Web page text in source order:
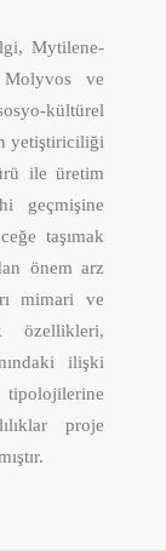
Mytilene-
Molyvos ve
kültürel
yetiştiriciliği
ile üretim
geçmişine
taşımak
önem arz
mimari ve
özellikleri,
ilişki
proje